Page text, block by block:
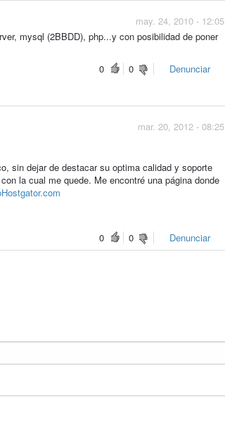
may. 24, 2010 - 12:05
mysql (2BBDD), php...y con posibilidad de poner
0
0 Denunciar
mar. 20, 2012 - 08:25
sin dejar de destacar su optima calidad y soporte
la cual me quede. Me encontré una página donde
0
0 Denunciar